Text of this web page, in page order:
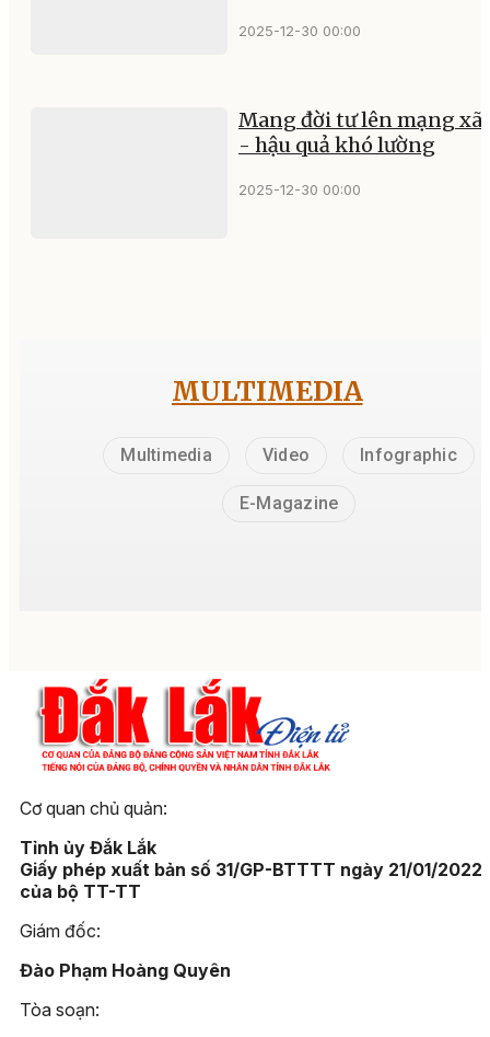
2025-12-30 00:00
Mang đời tư lên mạng xã
- hậu quả khó lường
2025-12-30 00:00
MULTIMEDIA
Multimedia Video Infographic
E-Magazine
Cơ quan chủ quản:
Tỉnh ủy Đắk Lắk
Giấy phép xuất bản số 31/GP-BTTTT ngày 21/01/2022
của bộ TT-TT
Giám đốc:
Đào Phạm Hoàng Quyên
Tòa soạn: